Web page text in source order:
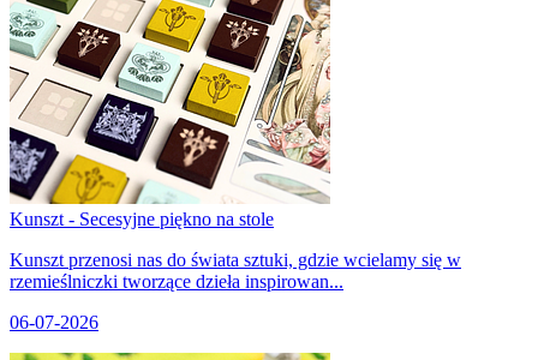
Kunszt - Secesyjne piękno na stole
Kunszt przenosi nas do świata sztuki, gdzie wcielamy się w
rzemieślniczki tworzące dzieła inspirowan...
06-07-2026